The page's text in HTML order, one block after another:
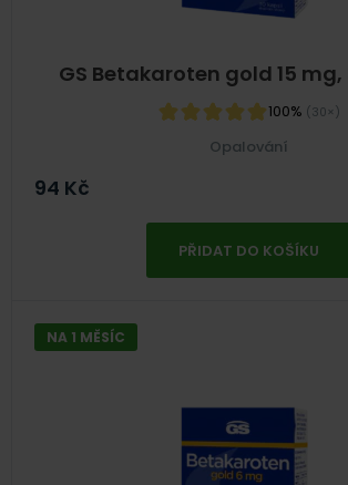
GS Betakaroten gold 15
100% (30×)
Opalování
94 Kč
PŘIDAT DO KOŠÍKU
NA 1 MĚSÍC